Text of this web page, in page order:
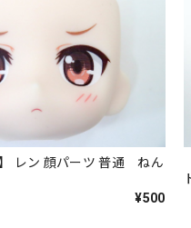
】 レン 顔パーツ 普通 ねん
¥500